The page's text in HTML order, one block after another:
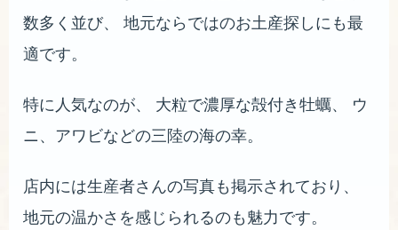
数多く並び、 地元ならではのお土産探しにも最
適です。
特に人気なのが、 大粒で濃厚な殻付き牡蠣、 ウ
ニ、アワビなどの三陸の海の幸。
店内には生産者さんの写真も掲示されており、
地元の温かさを感じられるのも魅力です。